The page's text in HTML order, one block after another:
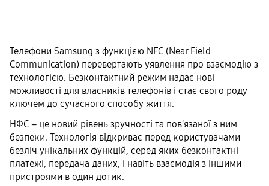
Телефони Samsung з функцією NFC (Near Field
Communication) перевертають уявлення про взаємодію з
технологією. Безконтактний режим надає нові
можливості для власників телефонів і стає свого роду
ключем до сучасного способу життя.
НФС – це новий рівень зручності та пов'язаної з ним
безпеки. Технологія відкриває перед користувачами
безліч унікальних функцій, серед яких безконтактні
платежі, передача даних, і навіть взаємодія з іншими
пристроями в один дотик.